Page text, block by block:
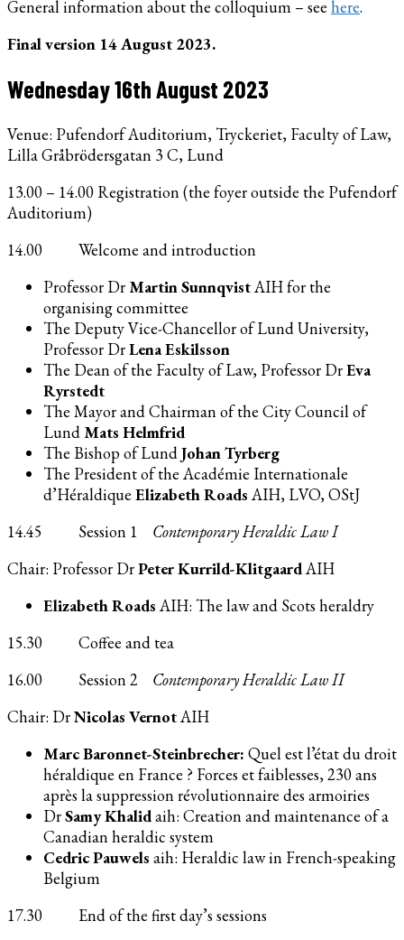
General information about the colloquium – see here.
Final version 14 August 2023.
Wednesday 16th August 2023
Venue: Pufendorf Auditorium, Tryckeriet, Faculty of Law,
Lilla Gråbrödersgatan 3 C, Lund
13.00 – 14.00 Registration (the foyer outside the Pufendorf
Auditorium)
14.00 Welcome and introduction
Professor Dr Martin SunnqvistAIH for the
organising committee
The Deputy Vice-Chancellor of Lund University,
Professor DrLena Eskilsson
The Dean of the Faculty of Law, Professor DrEva
Ryrstedt
The Mayor and Chairman of the City Council of
Lund Mats Helmfrid
The Bishop of LundJohan Tyrberg
The President of the Académie Internationale
d’Héraldique Elizabeth Roads AIH, LVO, OStJ
14.45 Session 1 Contemporary Heraldic Law I
Chair: Professor DrPeter Kurrild-KlitgaardAIH
Elizabeth Roads AIH: The law and Scots heraldry
15.30 Coffee and tea
16.00 Session 2 Contemporary Heraldic Law II
Chair: DrNicolas VernotAIH
Marc Baronnet-Steinbrecher: Quel est l’état du droit
héraldique en France ? Forces et faiblesses, 230 ans
après la suppression révolutionnaire des armoiries
DrSamy Khalidaih: Creation and maintenance of a
Canadian heraldic system
Cedric Pauwels aih: Heraldic law in French-speaking
Belgium
17.30 End of the first day’s sessions